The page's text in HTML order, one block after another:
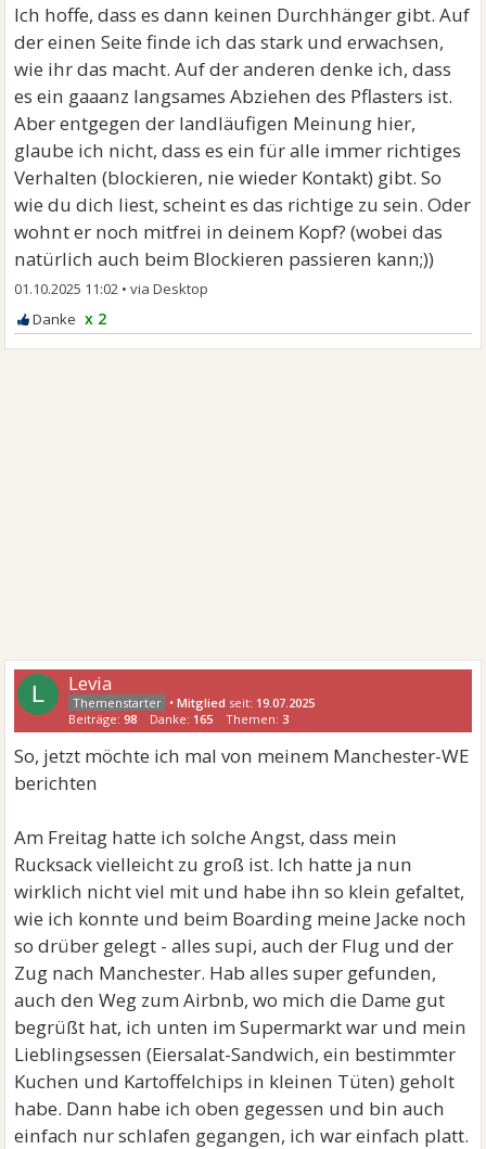
Ich hoffe, dass es dann keinen Durchhänger gibt. Auf
der einen Seite finde ich das stark und erwachsen,
wie ihr das macht. Auf der anderen denke ich, dass
es ein gaaanz langsames Abziehen des Pflasters ist.
Aber entgegen der landläufigen Meinung hier,
glaube ich nicht, dass es ein für alle immer richtiges
Verhalten (blockieren, nie wieder Kontakt) gibt. So
wie du dich liest, scheint es das richtige zu sein. Oder
wohnt er noch mitfrei in deinem Kopf? (wobei das
natürlich auch beim Blockieren passieren kann;))
01.10.2025 11:02 •
x 2
L Levia
•Mitglied seit: 19.07.2025
Beiträge:98 Danke: 165 Themen: 3
So, jetzt möchte ich mal von meinem Manchester-WE
berichten
Am Freitag hatte ich solche Angst, dass mein
Rucksack vielleicht zu groß ist. Ich hatte ja nun
wirklich nicht viel mit und habe ihn so klein gefaltet,
wie ich konnte und beim Boarding meine Jacke noch
so drüber gelegt - alles supi, auch der Flug und der
Zug nach Manchester. Hab alles super gefunden,
auch den Weg zum Airbnb, wo mich die Dame gut
begrüßt hat, ich unten im Supermarkt war und mein
Lieblingsessen (Eiersalat-Sandwich, ein bestimmter
Kuchen und Kartoffelchips in kleinen Tüten) geholt
habe. Dann habe ich oben gegessen und bin auch
einfach nur schlafen gegangen, ich war einfach platt.